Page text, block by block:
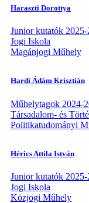
Haraszti Dorottya
Junior kutatók
Jogi Iskola
Magánjogi Műhely
Hardi Ádám Krisztián
Műhelytagok 2024-
Társadalom- és
Politikatudományi
Hérics Attila István
Junior kutatók
Jogi Iskola
Közjogi Műhely